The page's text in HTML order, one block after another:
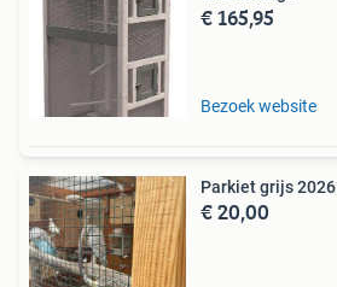
€ 165,95
Bezoek website
Parkiet grijs 2026
€ 20,00